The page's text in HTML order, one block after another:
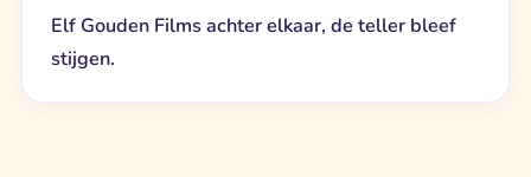
Elf Gouden Films achter elkaar, de teller bleef
stijgen.